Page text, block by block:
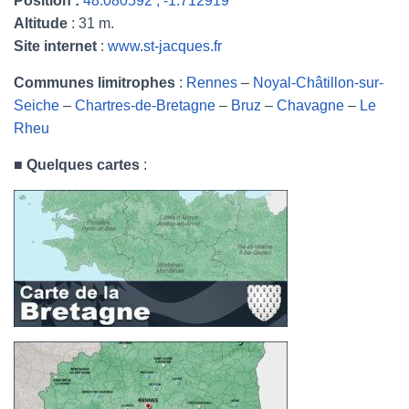
Altitude : 31 m.
Site internet : www.st-jacques.fr
Communes limitrophes : Rennes – Noyal-Châtillon-sur-
Seiche – Chartres-de-Bretagne – Bruz – Chavagne – Le
Rheu
■ Quelques cartes :